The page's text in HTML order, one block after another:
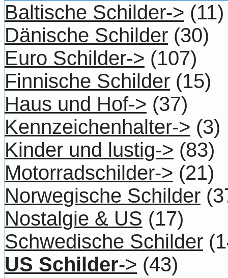
Baltische Schilder-> (11)
Dänische Schilder (30)
Euro Schilder-> (107)
Finnische Schilder (15)
Haus und Hof-> (37)
Kennzeichenhalter-> (3)
Kinder und lustig-> (83)
Motorradschilder-> (21)
Norwegische Schilder
Nostalgie & US (17)
Schwedische Schilder
US Schilder-> (43)